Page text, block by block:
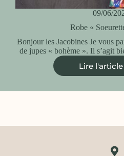
09/06/
Robe «
Bonjour les Jacobines Je vous
de jupes « bohème ». Il s’agit
Lire l'article